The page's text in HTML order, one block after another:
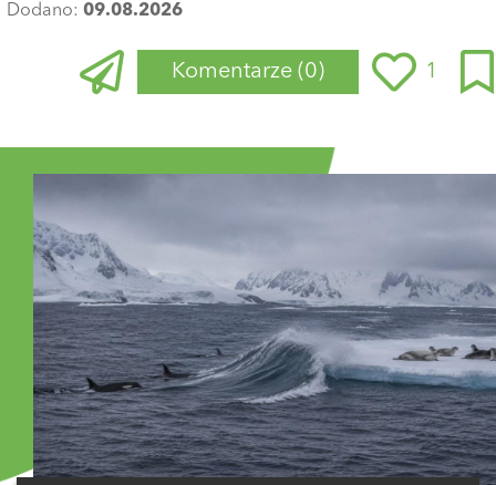
Dodano: 09.08.2026
Komentarze (0) 1